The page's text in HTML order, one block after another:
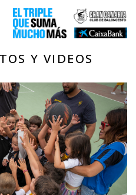
Y VIDEOS